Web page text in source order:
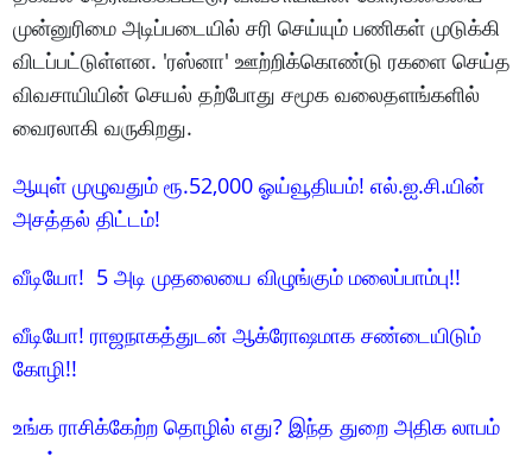
முன்னுரிமை அடிப்படையில் சரி செய்யும் பணிகள் முடுக்கி
விடப்பட்டுள்ளன. 'ரஸ்னா' ஊற்றிக்கொண்டு ரகளை செய்த
விவசாயியின் செயல் தற்போது சமூக வலைதளங்களில்
வைரலாகி வருகிறது.
ஆயுள் முழுவதும் ரூ.52,000 ஓய்வூதியம்! எல்.ஐ.சி.யின்
அசத்தல் திட்டம்!
வீடியோ! 5 அடி முதலையை விழுங்கும் மலைப்பாம்பு!!
வீடியோ! ராஜநாகத்துடன் ஆக்ரோஷமாக சண்டையிடும்
கோழி!!
உங்க ராசிக்கேற்ற தொழில் எது? இந்த துறை அதிக லாபம்